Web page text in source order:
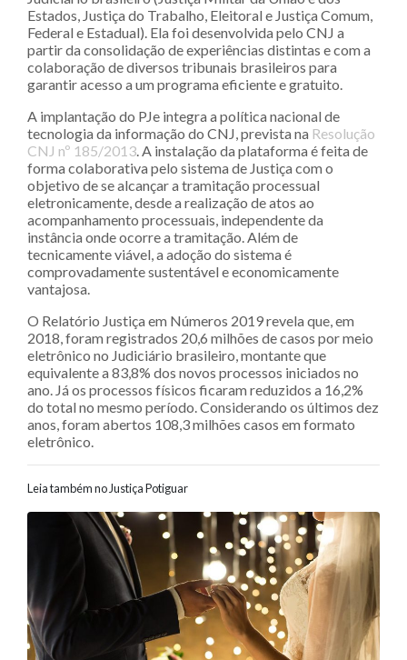
Estados, Justiça do Trabalho, Eleitoral e Justiça Comum,
Federal e Estadual). Ela foi desenvolvida pelo CNJ a
partir da consolidação de experiências distintas e com a
colaboração de diversos tribunais brasileiros para
garantir acesso a um programa eficiente e gratuito.
A implantação do PJe integra a política nacional de
tecnologia da informação do CNJ, prevista na Resolução
CNJ nº 185/2013. A instalação da plataforma é feita de
forma colaborativa pelo sistema de Justiça com o
objetivo de se alcançar a tramitação processual
eletronicamente, desde a realização de atos ao
acompanhamento processuais, independente da
instância onde ocorre a tramitação. Além de
tecnicamente viável, a adoção do sistema é
comprovadamente sustentável e economicamente
vantajosa.
O Relatório Justiça em Números 2019 revela que, em
2018, foram registrados 20,6 milhões de casos por meio
eletrônico no Judiciário brasileiro, montante que
equivalente a 83,8% dos novos processos iniciados no
ano. Já os processos físicos ficaram reduzidos a 16,2%
do total no mesmo período. Considerando os últimos dez
anos, foram abertos 108,3 milhões casos em formato
eletrônico.
Leia também no Justiça Potiguar
Navegação entre posts